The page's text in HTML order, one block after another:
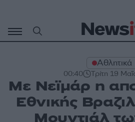
περιεχόμενο
Αθλητικά
00:40 Τρίτη 19
Με Νεϊμάρ η
Εθνικής
Μουντιάλ